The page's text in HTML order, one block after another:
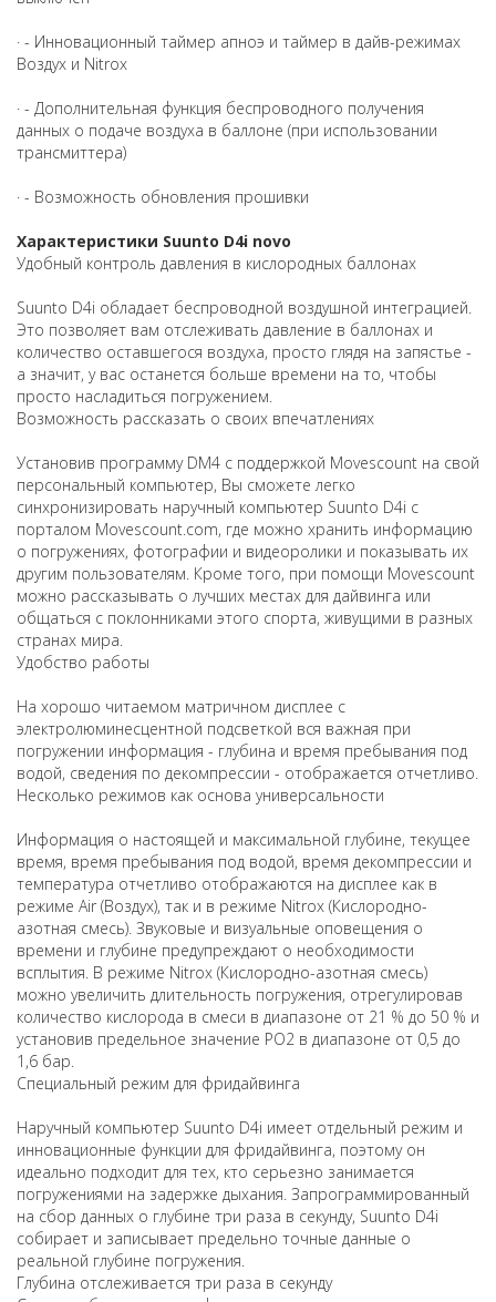
· - Инновационный таймер апноэ и таймер в дайв-режимах
Воздух и Nitrox
· - Дополнительная функция беспроводного получения
данных о подаче воздуха в баллоне (при использовании
трансмиттера)
· - Возможность обновления прошивки
Характеристики Suunto D4i novo
Удобный контроль давления в кислородных баллонах
Suunto D4i обладает беспроводной воздушной интеграцией.
Это позволяет вам отслеживать давление в баллонах и
количество оставшегося воздуха, просто глядя на запястье -
а значит, у вас останется больше времени на то, чтобы
просто насладиться погружением.
Возможность рассказать о своих впечатлениях
Установив программу DM4 с поддержкой Movescount на свой
персональный компьютер, Вы сможете легко
синхронизировать наручный компьютер Suunto D4i с
порталом Movescount.com, где можно хранить информацию
о погружениях, фотографии и видеоролики и показывать их
другим пользователям. Кроме того, при помощи Movescount
можно рассказывать о лучших местах для дайвинга или
общаться с поклонниками этого спорта, живущими в разных
странах мира.
Удобство работы
На хорошо читаемом матричном дисплее с
электролюминесцентной подсветкой вся важная при
погружении информация - глубина и время пребывания под
водой, сведения по декомпрессии - отображается отчетливо.
Несколько режимов как основа универсальности
Информация о настоящей и максимальной глубине, текущее
время, время пребывания под водой, время декомпрессии и
температура отчетливо отображаются на дисплее как в
режиме Air (Воздух), так и в режиме Nitrox (Кислородно-
азотная смесь). Звуковые и визуальные оповещения о
времени и глубине предупреждают о необходимости
всплытия. В режиме Nitrox (Кислородно-азотная смесь)
можно увеличить длительность погружения, отрегулировав
количество кислорода в смеси в диапазоне от 21 % до 50 % и
установив предельное значение PO2 в диапазоне от 0,5 до
1,6 бар.
Специальный режим для фридайвинга
Наручный компьютер Suunto D4i имеет отдельный режим и
инновационные функции для фридайвинга, поэтому он
идеально подходит для тех, кто серьезно занимается
погружениями на задержке дыхания. Запрограммированный
на сбор данных о глубине три раза в секунду, Suunto D4i
собирает и записывает предельно точные данные о
реальной глубине погружения.
Глубина отслеживается три раза в секунду